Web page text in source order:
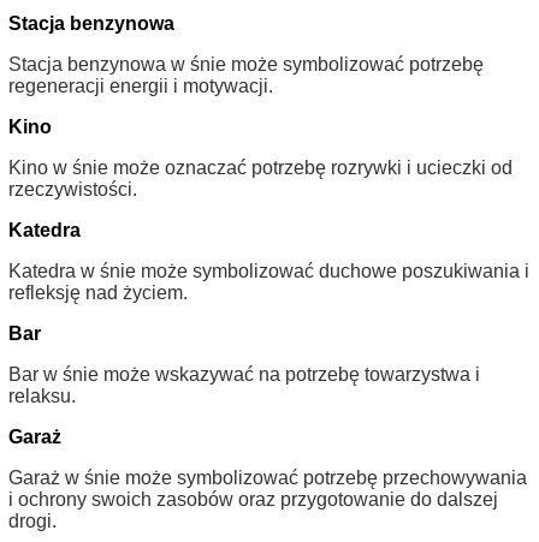
Stacja benzynowa
Stacja benzynowa w śnie może symbolizować potrzebę
regeneracji energii i motywacji.
Kino
Kino w śnie może oznaczać potrzebę rozrywki i ucieczki od
rzeczywistości.
Katedra
Katedra w śnie może symbolizować duchowe poszukiwania i
refleksję nad życiem.
Bar
Bar w śnie może wskazywać na potrzebę towarzystwa i
relaksu.
Garaż
Garaż w śnie może symbolizować potrzebę przechowywania
i ochrony swoich zasobów oraz przygotowanie do dalszej
drogi.